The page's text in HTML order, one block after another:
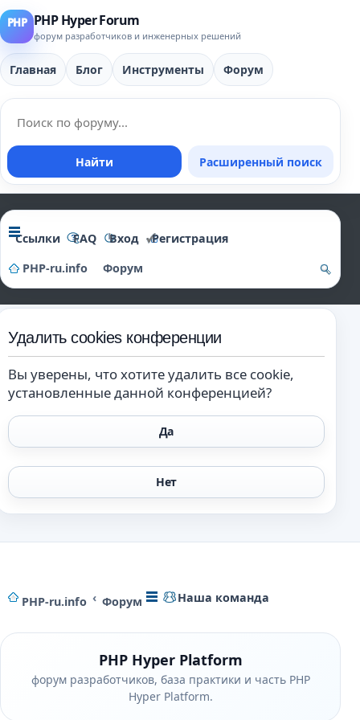
PHP Hyper Forum
форум разработчиков и инженерных решений
Главная Блог Инструменты Форум
Найти Расширенный поиск
Ссылки FAQ Вход
Регистрация
PHP-ru.info
Форум
Удалить cookies конференции
Вы уверены, что хотите удалить все cookie,
установленные данной конференцией?
PHP-ru.info Форум Наша команда
PHP Hyper Platform
форум разработчиков, база практики и часть PHP
Hyper Platform.